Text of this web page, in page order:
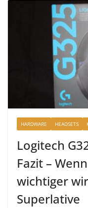
HARDWARE HEADSETS
Logitech
Fazit –
wichtiger
Superlative